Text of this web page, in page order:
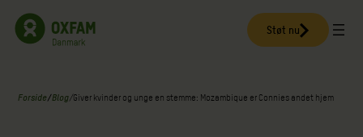
Spring
Støt nu
Forside/Blog/Giver kvinder og unge en stemme: Mozambique er Connies andet hjem